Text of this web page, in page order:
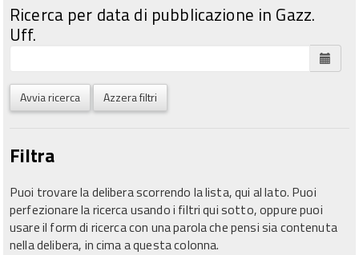
Ricerca per data di pubblicazione in Gazz.
Uff.
Avvia ricerca Azzera filtri
Filtra
Puoi trovare la delibera scorrendo la lista, qui al lato. Puoi
perfezionare la ricerca usando i filtri qui sotto, oppure puoi
usare il form di ricerca con una parola che pensi sia contenuta
nella delibera, in cima a questa colonna.